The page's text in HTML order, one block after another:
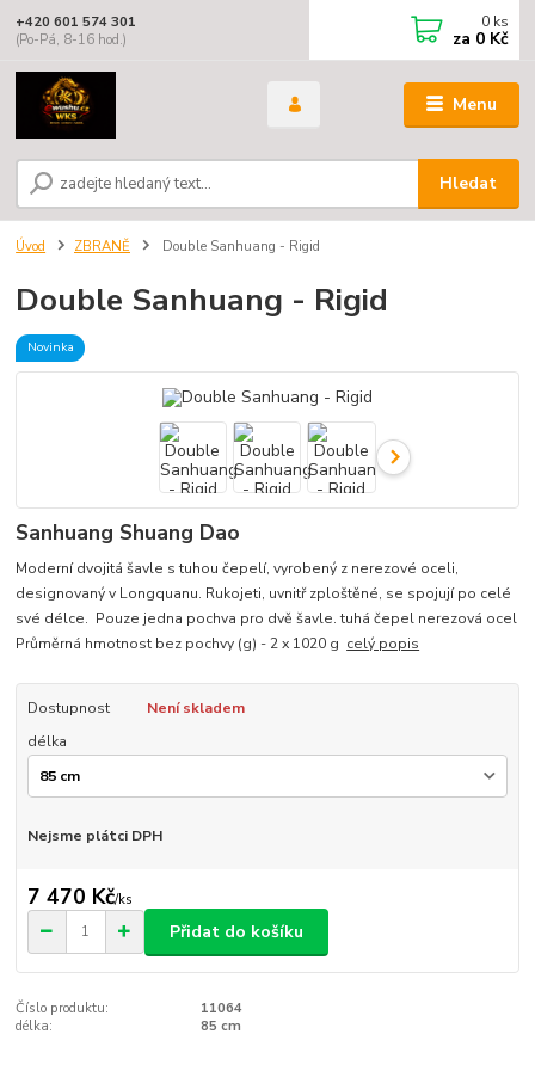
Menu
Hledat
+420 601 574 301
(Po-Pá, 8-16 hod.)
0 ks
za 0 Kč
Úvod ZBRANĚ Double Sanhuang - Rigid
Double Sanhuang - Rigid
Novinka
Sanhuang Shuang Dao
Moderní dvojitá šavle s tuhou čepelí, vyrobený z nerezové oceli,
designovaný v Longquanu. Rukojeti, uvnitř zploštěné, se spojují po celé
své délce. Pouze jedna pochva pro dvě šavle. tuhá čepel nerezová ocel
Průměrná hmotnost bez pochvy (g) - 2 x 1020 g celý popis
Dostupnost
Není skladem
délka
Nejsme plátci DPH
7 470 Kč/ks
Přidat do košíku
Číslo produktu:
11064
délka:
85 cm